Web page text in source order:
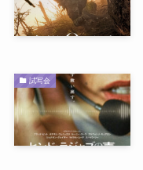
試写会